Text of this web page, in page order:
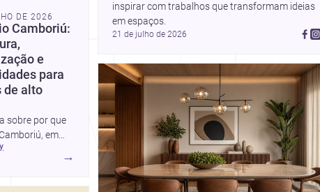
DE 2026
Camboriú:
e
para
de alto
sobre por que
em
virou
→
inspirar com trabalhos que transformam ideias
em espaços.
21 de julho de 2026